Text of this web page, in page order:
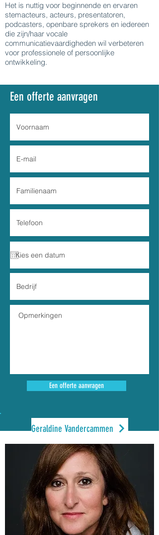
Het is nuttig voor beginnende en ervaren
stemacteurs, acteurs, presentatoren,
podcasters, openbare sprekers en iedereen
die zijn/haar vocale
communicatievaardigheden wil verbeteren
voor professionele of persoonlijke
ontwikkeling.
Een offerte aanvragen
Een offerte aanvragen
Geraldine Vandercammen